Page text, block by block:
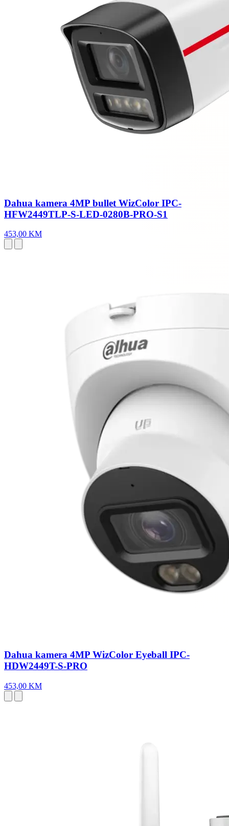
Dahua kamera 4MP bullet WizColor IPC-
HFW2449TLP-S-LED-0280B-PRO-S1
453,00 KM
Dahua kamera 4MP WizColor Eyeball IPC-
HDW2449T-S-PRO
453,00 KM